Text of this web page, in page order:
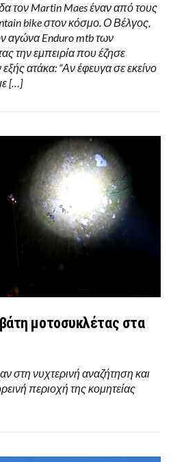
τον Martin Maes έναν από τους
bike στον κόσμο. Ο Βέλγος,
αγώνα Enduro mtb των
την εμπειρία που έζησε
εξής ατάκα: “Αν έφευγα σε εκείνο
[…]
μοτοσυκλέτας στα
στη νυχτερινή αναζήτηση και
περιοχή της κομητείας